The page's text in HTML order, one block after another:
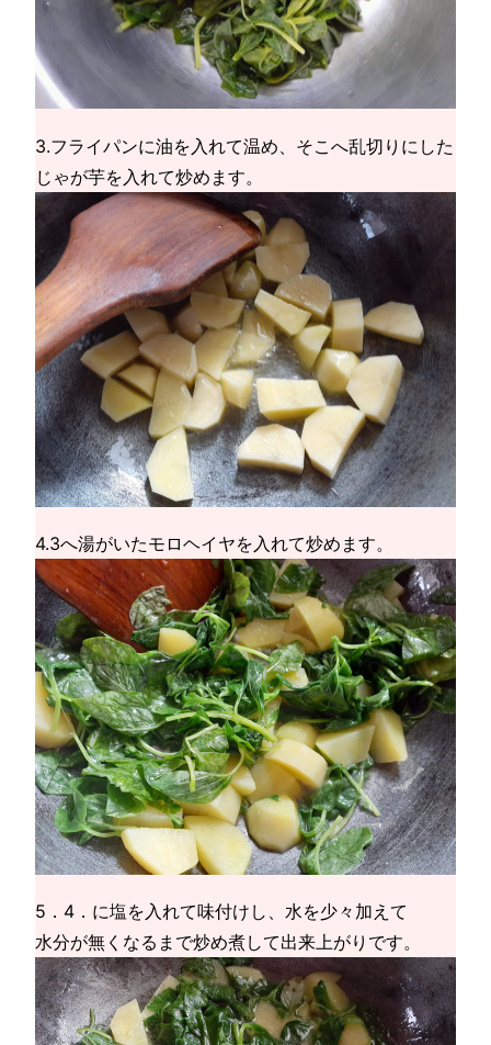
3.フライパンに油を入れて温め、そこへ乱切りにした
じゃが芋を入れて炒めます。
4.3へ湯がいたモロヘイヤを入れて炒めます。
5．4．に塩を入れて味付けし、水を少々加えて
水分が無くなるまで炒め煮して出来上がりです。